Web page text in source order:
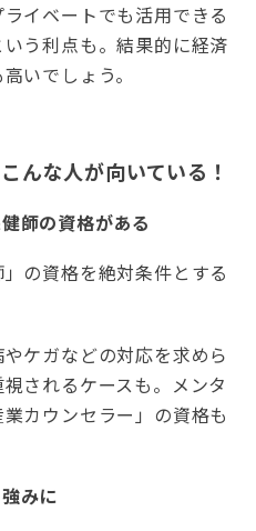
イベートでも活用できる
う利点も。結果的に経済
いでしょう。
な人が向いている！
師の資格がある
の資格を絶対条件とする
ケガなどの対応を求めら
されるケースも。メンタ
カウンセラー」の資格も
みに